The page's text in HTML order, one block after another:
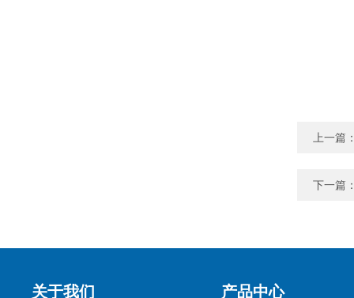
上一篇
下一篇
关于我们 产品中心